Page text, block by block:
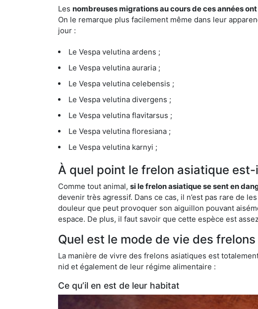
Les nombreuses migrations au cours de ces années
On le remarque plus facilement même dans leur
jour :
Le Vespa velutina ardens ;
Le Vespa velutina auraria ;
Le Vespa velutina celebensis ;
Le Vespa velutina divergens ;
Le Vespa velutina flavitarsus ;
Le Vespa velutina floresiana ;
Le Vespa velutina karnyi ;
À quel point le frelon asiatique
Comme tout animal, si le frelon asiatique se sent en
devenir très agressif. Dans ce cas, il n’est pas rare de
douleur que peut provoquer son aiguillon pouvant
espace. De plus, il faut savoir que cette espèce est
Quel est le mode de vie des
La manière de vivre des frelons asiatiques est
nid et également de leur régime alimentaire :
Ce qu’il en est de leur habitat